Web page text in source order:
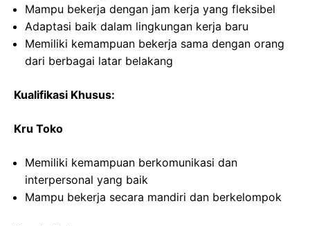
Mampu bekerja dengan jam kerja yang fleksibel
Adaptasi baik dalam lingkungan kerja baru
Memiliki kemampuan bekerja sama dengan orang
dari berbagai latar belakang
Kualifikasi Khusus:
Kru Toko
Memiliki kemampuan berkomunikasi dan
interpersonal yang baik
Mampu bekerja secara mandiri dan berkelompok